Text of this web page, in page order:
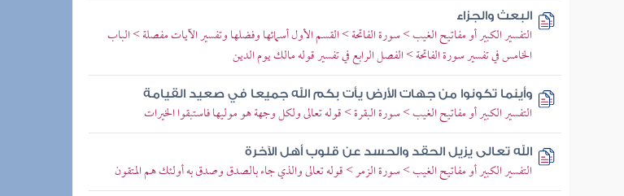
البعث والجزاء
التفسير الكبير أو مفاتيح الغيب > سورة الفاتحة > القسم الأول أسمائها وفضلها وتفسير الآيات مفصلة > الباب
الخامس في تفسير سورة الفاتحة > الفصل الرابع في تفسير قوله مالك يوم الدين
وأينما تكونوا من جهات الأرض يأت بكم الله جميعا في صعيد القيامة
التفسير الكبير أو مفاتيح الغيب > سورة البقرة > قوله تعالى ولكل وجهة هو موليها فاستبقوا الخيرات
الله تعالى يزيل الحقد والحسد عن قلوب أهل الآخرة
التفسير الكبير أو مفاتيح الغيب > سورة الزمر > قوله تعالى والذي جاء بالصدق وصدق به أولئك هم المتقون